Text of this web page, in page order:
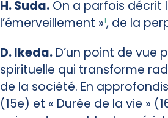
H. Suda.On a parfois décrit
l’émerveillement »1, de la
D. Ikeda.D’un point de vue
spirituelle qui transforme
de la société. En
(15e) et « Durée de la vie »